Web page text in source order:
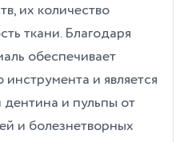
их количество
ткани. Благодаря
обеспечивает
и является
и пульпы от
и болезнетворных